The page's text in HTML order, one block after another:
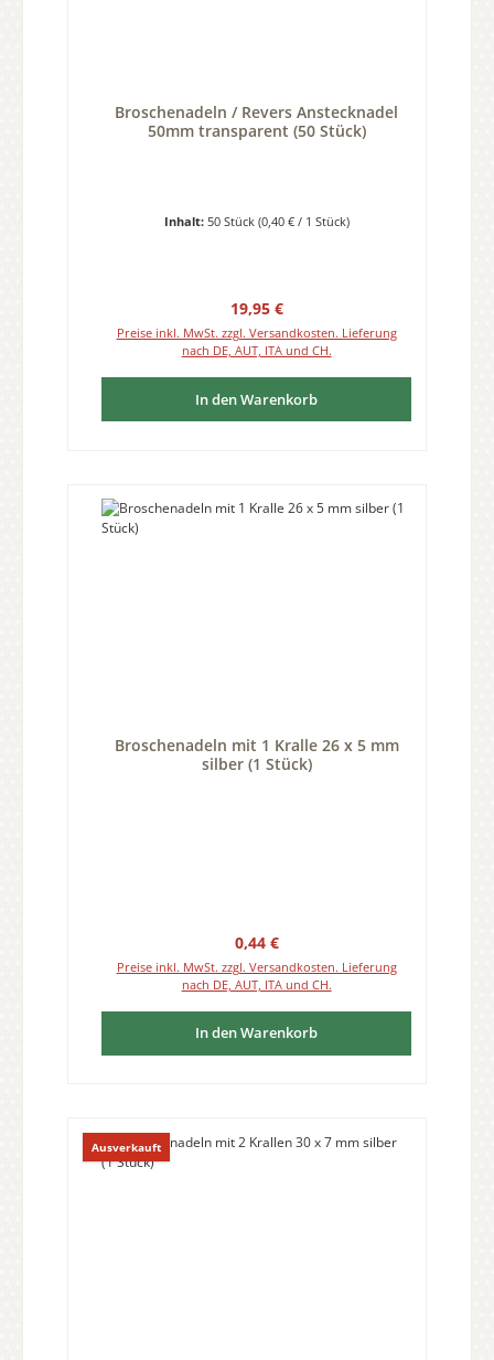
Broschenadeln / Revers Anstecknadel
50mm transparent (50 Stück)
Inhalt: 50 Stück (0,40 € / 1 Stück)
Regulärer Preis:
19,95 €
Preise inkl. MwSt. zzgl. Versandkosten. Lieferung
nach DE, AUT, ITA und CH.
In den Warenkorb
Broschenadeln mit 1 Kralle 26 x 5 mm
silber (1 Stück)
Regulärer Preis:
0,44 €
Preise inkl. MwSt. zzgl. Versandkosten. Lieferung
nach DE, AUT, ITA und CH.
In den Warenkorb
Ausverkauft